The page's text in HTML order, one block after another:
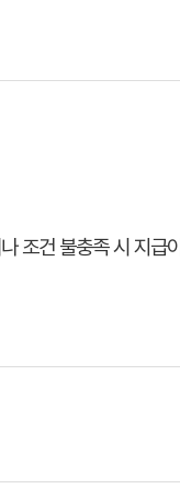
조건 불충족 시 지급이